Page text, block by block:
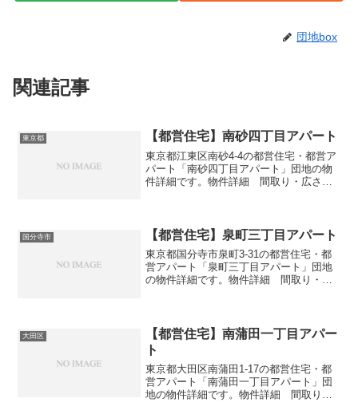
団地box
関連記事
東京都 【都営住宅】南砂四丁目アパート
東京都江東区南砂4-4の都営住宅・都営ア
パート「南砂四丁目アパート」団地の物
件詳細です。物件詳細 間取り・広さ団
国分寺市 【都営住宅】泉町三丁目アパート
東京都国分寺市泉町3-31の都営住宅・都
営アパート「泉町三丁目アパート」団地
の物件詳細です。物件詳細 間取り・広
198...
大田区
【都営住宅】南蒲田一丁目アパー
ト
東京都大田区南蒲田1-17の都営住宅・都
営アパート「南蒲田一丁目アパート」団
地の物件詳細です。物件詳細 間取り・